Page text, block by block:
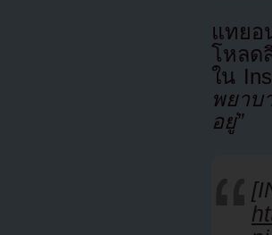
แทยอ
โหลด
ใน
พยาบ
อยู่”